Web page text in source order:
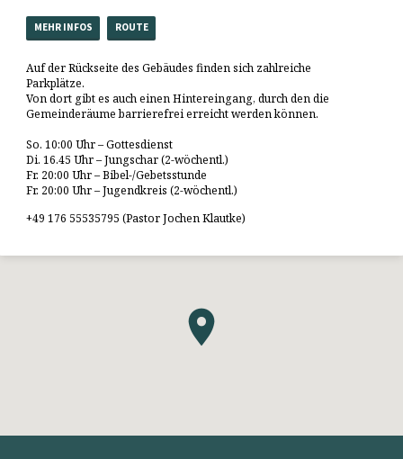
MEHR INFOS ROUTE
Auf der Rückseite des Gebäudes finden sich zahlreiche
Parkplätze.
Von dort gibt es auch einen Hintereingang, durch den die
Gemeinderäume barrierefrei erreicht werden können.
So. 10:00 Uhr – Gottesdienst
Di. 16.45 Uhr – Jungschar (2-wöchentl.)
Fr. 20:00 Uhr – Bibel-/Gebetsstunde
Fr. 20:00 Uhr – Jugendkreis (2-wöchentl.)
+49 176 55535795 (Pastor Jochen Klautke)